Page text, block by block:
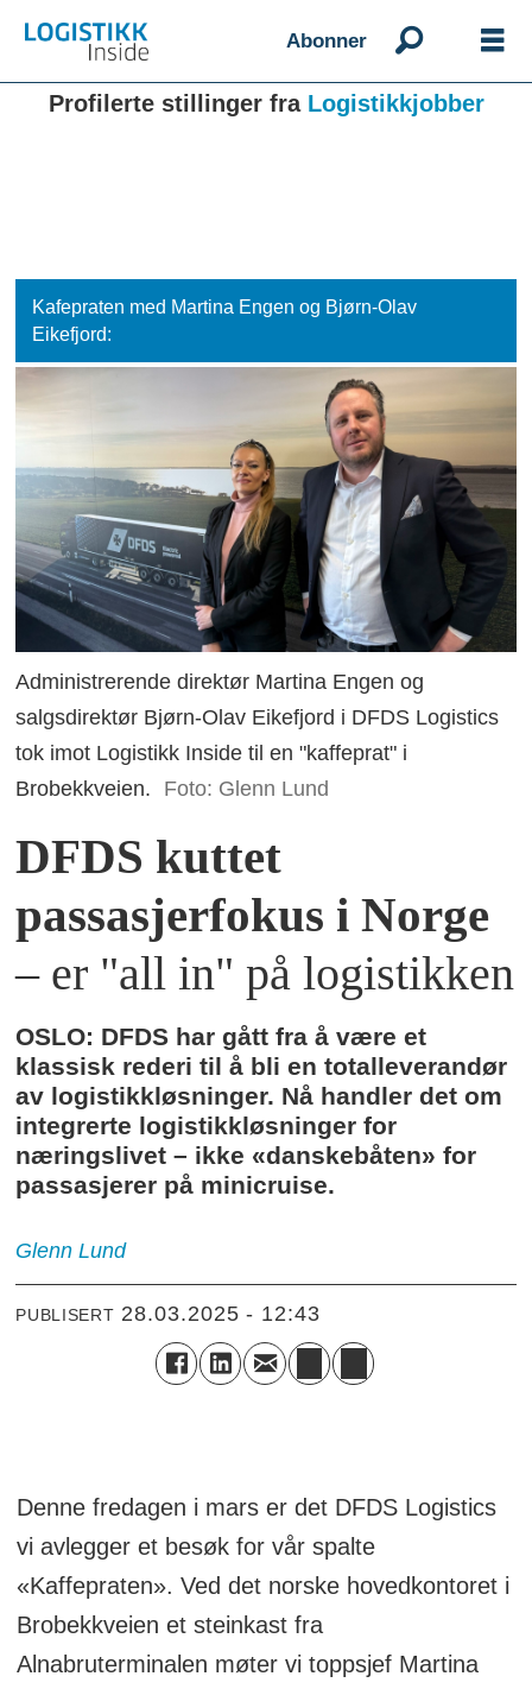
Abonner
Profilerte stillinger fra Logistikkjobber
Kafepraten med Martina Engen og Bjørn-Olav
Eikefjord:
Administrerende direktør Martina Engen og
salgsdirektør Bjørn-Olav Eikefjord i DFDS Logistics
tok imot Logistikk Inside til en "kaffeprat" i
Brobekkveien.
Foto: Glenn Lund
DFDS kuttet
passasjerfokus i Norge
– er "all in" på logistikken
OSLO: DFDS har gått fra å være et
klassisk rederi til å bli en totalleverandør
av logistikkløsninger. Nå handler det om
integrerte logistikkløsninger for
næringslivet – ikke «danskebåten» for
passasjerer på minicruise.
Glenn Lund
PUBLISERT 28.03.2025 - 12:43
Denne fredagen i mars er det DFDS Logistics
vi avlegger et besøk for vår spalte
«Kaffepraten». Ved det norske hovedkontoret i
Brobekkveien et steinkast fra
Alnabruterminalen møter vi toppsjef Martina